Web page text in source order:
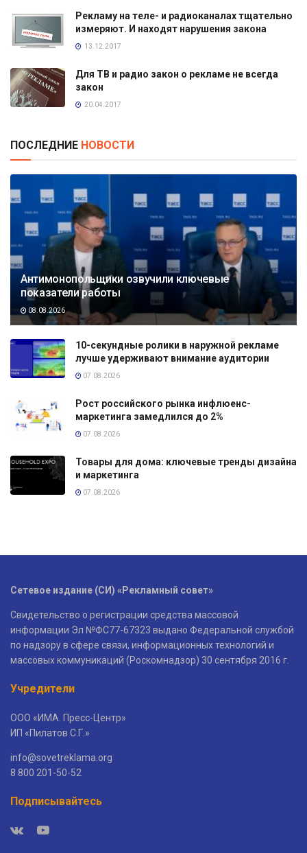
Рекламу на теле- и радиоканалах тщательно
измеряют. И находят нарушения закона
13.12.2017
Для ТВ и радио закон о рекламе не всегда
закон
20.04.2017
ПОСЛЕДНИЕ НОВОСТИ
Антимонопольщики озвучили ключевые
показатели работы
08.08.2026
10-секундные ролики в наружной рекламе
лучше удерживают внимание аудитории
07.08.2026
Рост российского рынка инфлюенс-
маркетинга замедлился до 2%
07.08.2026
Товары для дома: ключевые тренды дизайна
и маркетинга
07.08.2026
Сетевое издание (СИ) «Рекламный совет»
Свидетельство о регистрации средства массовой
информации Эл №ФС77-67323 выдано Федеральной службой
по надзору в сфере связи, информационных технологий и
массовых коммуникаций (Роскомнадзор) 30 сентября 2016 г.
Учредители
ООО «ИМА. Пресс-Центр»
ИП «Пилатов С.Г.»
info@sovetreklama.org
8 800 201-50-52
Подписывайтесь